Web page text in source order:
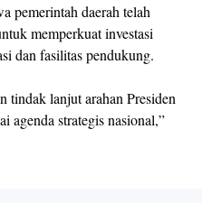
pemerintah daerah telah
memperkuat investasi
dan fasilitas pendukung.
tindak lanjut arahan Presiden
agenda strategis nasional,”